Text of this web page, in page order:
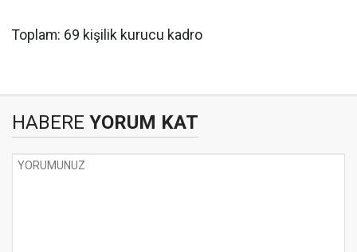
Toplam: 69 kişilik kurucu kadro
HABERE YORUM KAT